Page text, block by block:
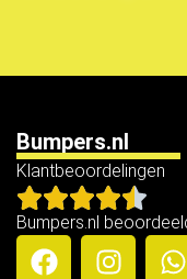
Bumpers.nl
Klantbeoordelingen
Bumpers.nl